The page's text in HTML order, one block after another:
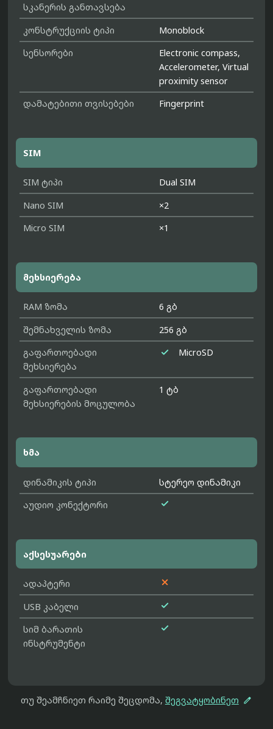
სკანერის განთავსება
კონსტრუქციის ტიპი
Monoblock
სენსორები
Electronic compass,
Accelerometer, Virtual
proximity sensor
დამატებითი თვისებები
Fingerprint
SIM
SIM ტიპი
Dual SIM
Nano SIM
×2
Micro SIM
×1
მეხსიერება
RAM ზომა
6 გბ
შემნახველის ზომა
256 გბ
გაფართოებადი
მეხსიერება
 MicroSD
გაფართოებადი
მეხსიერების მოცულობა
1 ტბ
ხმა
დინამიკის ტიპი
სტერეო დინამიკი
აუდიო კონექტორი

აქსესუარები
ადაპტერი 
USB კაბელი 
სიმ ბარათის
ინსტრუმენტი

თუ შეამჩნიეთ რაიმე შეცდომა, შეგვატყობინეთ 